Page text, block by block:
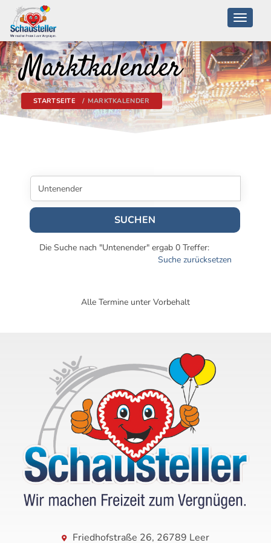
Toggle
Marktkalender
STARTSEITE MARKTKALENDER
SUCHEN
Die Suche nach "Untenender" ergab 0 Treffer:
Suche zurücksetzen
Alle Termine unter Vorbehalt
Friedhofstraße 26, 26789 Leer